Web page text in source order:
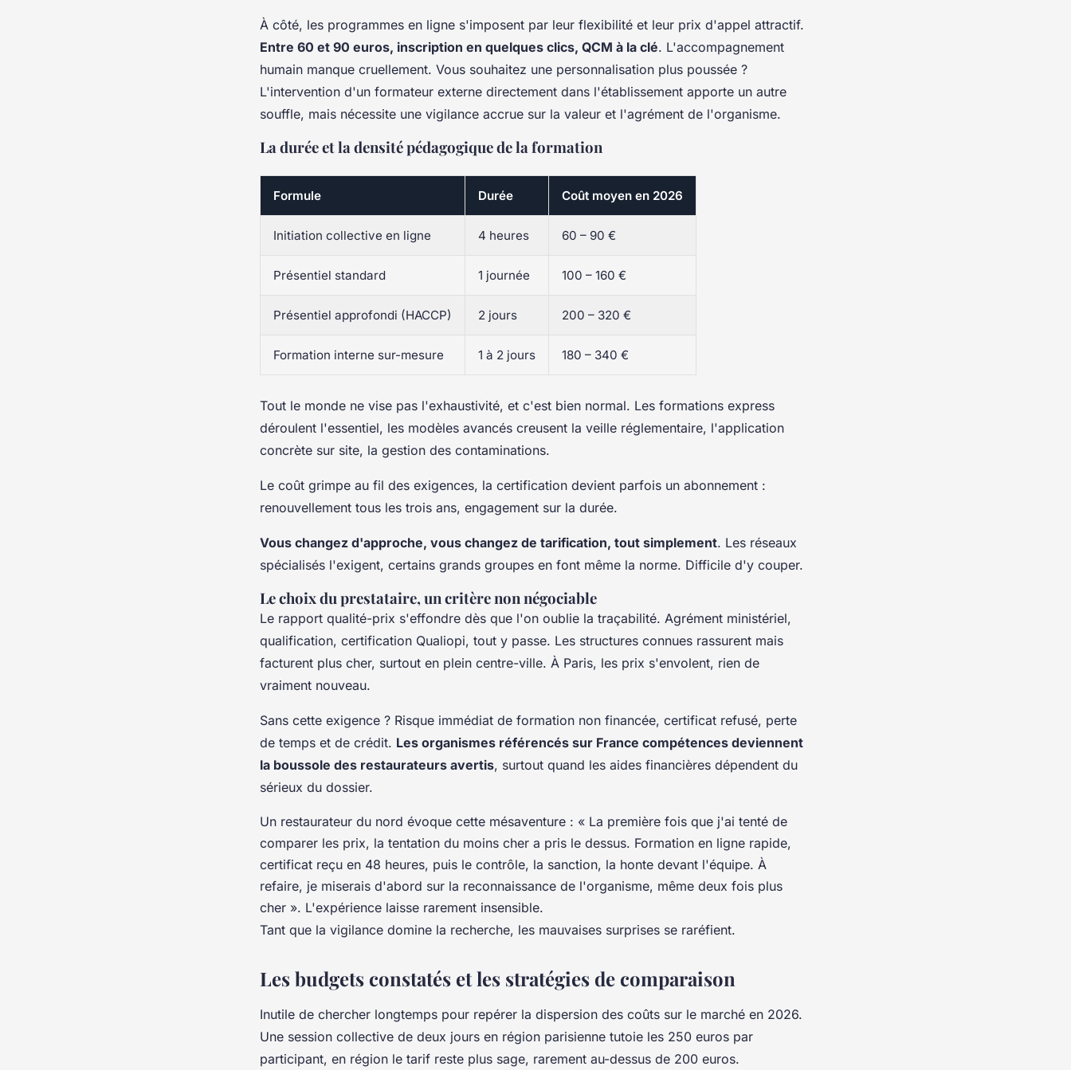
À côté, les programmes en ligne s'imposent par leur flexibilité et leur prix d'appel attractif.
Entre 60 et 90 euros, inscription en quelques clics, QCM à la clé. L'accompagnement
humain manque cruellement. Vous souhaitez une personnalisation plus poussée ?
L'intervention d'un formateur externe directement dans l'établissement apporte un autre
souffle, mais nécessite une vigilance accrue sur la valeur et l'agrément de l'organisme.
La durée et la densité pédagogique de la formation
Formule Durée Coût moyen en 2026
Initiation collective en ligne 4 heures 60 – 90 €
Présentiel standard 1 journée 100 – 160 €
Présentiel approfondi (HACCP) 2 jours 200 – 320 €
Formation interne sur-mesure 1 à 2 jours 180 – 340 €
Tout le monde ne vise pas l'exhaustivité, et c'est bien normal. Les formations express
déroulent l'essentiel, les modèles avancés creusent la veille réglementaire, l'application
concrète sur site, la gestion des contaminations.
Le coût grimpe au fil des exigences, la certification devient parfois un abonnement :
renouvellement tous les trois ans, engagement sur la durée.
Vous changez d'approche, vous changez de tarification, tout simplement. Les réseaux
spécialisés l'exigent, certains grands groupes en font même la norme. Difficile d'y couper.
Le choix du prestataire, un critère non négociable
Le rapport qualité-prix s'effondre dès que l'on oublie la traçabilité. Agrément ministériel,
qualification, certification Qualiopi, tout y passe. Les structures connues rassurent mais
facturent plus cher, surtout en plein centre-ville. À Paris, les prix s'envolent, rien de
vraiment nouveau.
Sans cette exigence ? Risque immédiat de formation non financée, certificat refusé, perte
de temps et de crédit. Les organismes référencés sur France compétences deviennent
la boussole des restaurateurs avertis, surtout quand les aides financières dépendent du
sérieux du dossier.
Un restaurateur du nord évoque cette mésaventure : « La première fois que j'ai tenté de
comparer les prix, la tentation du moins cher a pris le dessus. Formation en ligne rapide,
certificat reçu en 48 heures, puis le contrôle, la sanction, la honte devant l'équipe. À
refaire, je miserais d'abord sur la reconnaissance de l'organisme, même deux fois plus
cher ». L'expérience laisse rarement insensible.
Tant que la vigilance domine la recherche, les mauvaises surprises se raréfient.
Les budgets constatés et les stratégies de comparaison
Inutile de chercher longtemps pour repérer la dispersion des coûts sur le marché en 2026.
Une session collective de deux jours en région parisienne tutoie les 250 euros par
participant, en région le tarif reste plus sage, rarement au-dessus de 200 euros.